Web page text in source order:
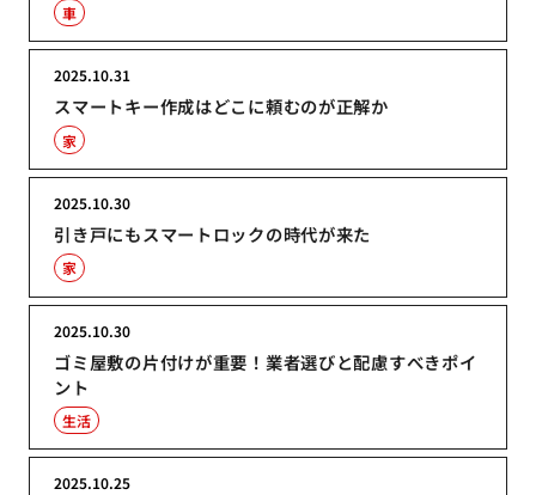
車
スマートキー作成はどこに頼むのが正解か
2025.10.31
家
引き戸にもスマートロックの時代が来た
2025.10.30
家
ゴミ屋敷の片付けが重要！業者選びと配慮すべきポイ
ント
2025.10.30
生活
2025.10.25